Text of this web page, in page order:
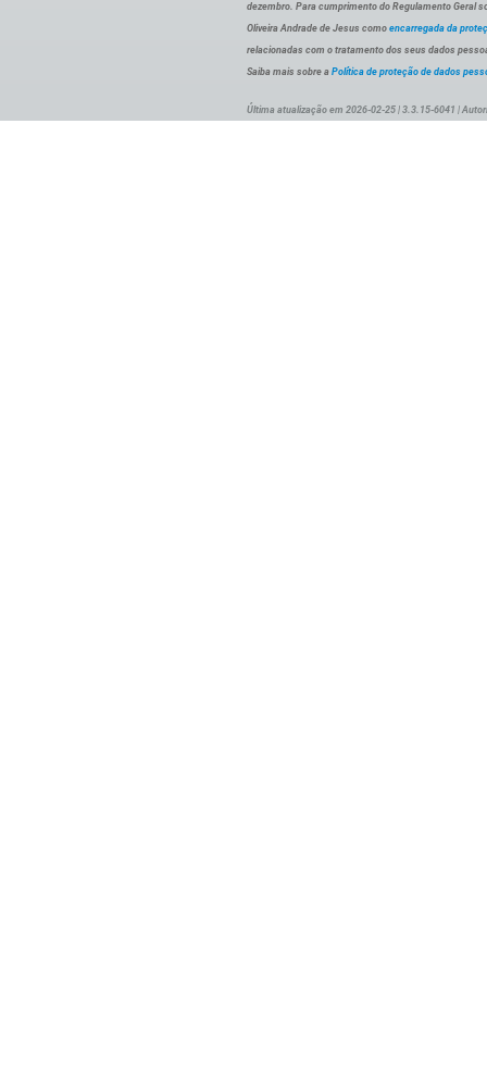
dezembro. Para cumprimento do Regulamento Geral
Oliveira Andrade de Jesus como encarregada da
relacionadas com o tratamento dos seus dados
Saiba mais sobre a Política de proteção de dados
Última atualização em 2026-02-25 | 3.3.15-6041 |